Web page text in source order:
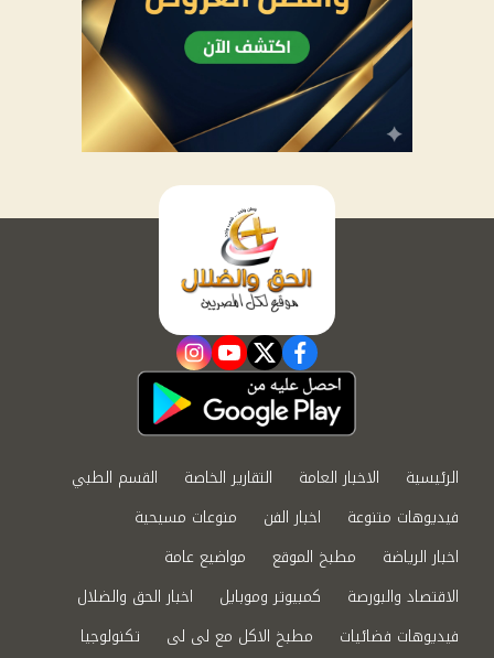
facebook
twitter
youtube
instagram
الرئيسية الاخبار العامة التقارير الخاصة
القسم الطبي
فيديوهات متنوعة
اخبار الفن
منوعات مسيحية
اخبار الرياضة
مطبخ الموقع
مواضيع عامة
الاقتصاد والبورصة
كمبيوتر وموبايل
اخبار الحق والضلال
فيديوهات فضائيات
مطبخ الاكل مع لى لى تكنولوجيا